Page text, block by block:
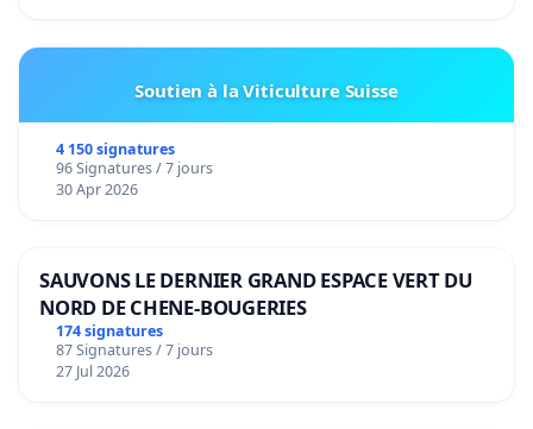
Soutien à la Viticulture Suisse
4 150 signatures
96 Signatures / 7 jours
30 Apr 2026
SAUVONS LE DERNIER GRAND ESPACE VERT DU
NORD DE CHENE-BOUGERIES
174 signatures
87 Signatures / 7 jours
27 Jul 2026